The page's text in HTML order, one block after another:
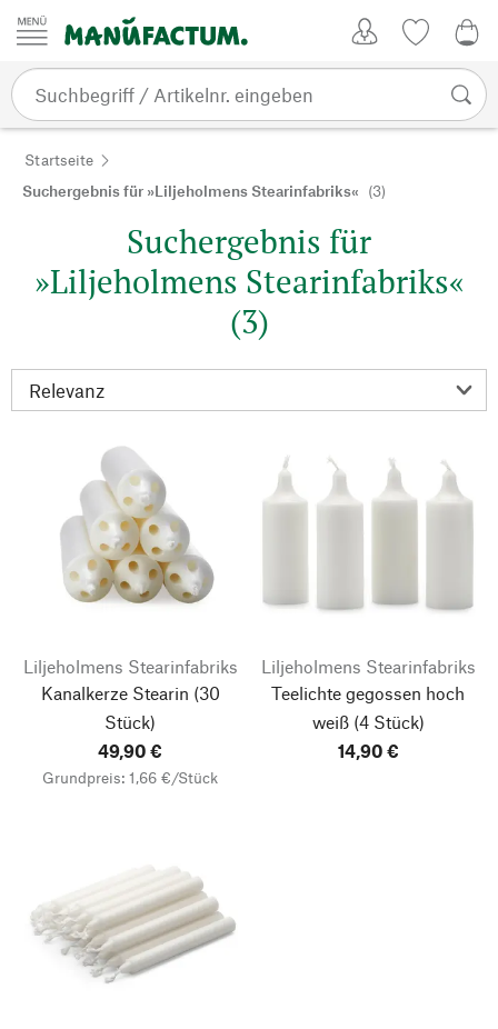
Zum Inhalt springen
Startseite
Suchergebnis für »Liljeholmens Stearinfabriks« (3)
Suchergebnis für
»Liljeholmens Stearinfabriks«
(3)
Liljeholmens Stearinfabriks
Kanalkerze Stearin (30
Stück)
49,90 €
Grundpreis: 1,66 €/Stück
Liljeholmens Stearinfabriks
Teelichte gegossen hoch
weiß(4 Stück)
14,90 €